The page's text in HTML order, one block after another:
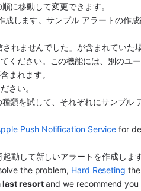
順に移動して変更できます。
します。サンプル アラートの作
れませんでした」が含まれていた場
ください。この機能には、別のユ
まれます。
さい。
類を試して、それぞれにサンプル
Push Notification Service for
動して新しいアラートを作成します
the problem, Hard Reseting
last resort and we recommend you